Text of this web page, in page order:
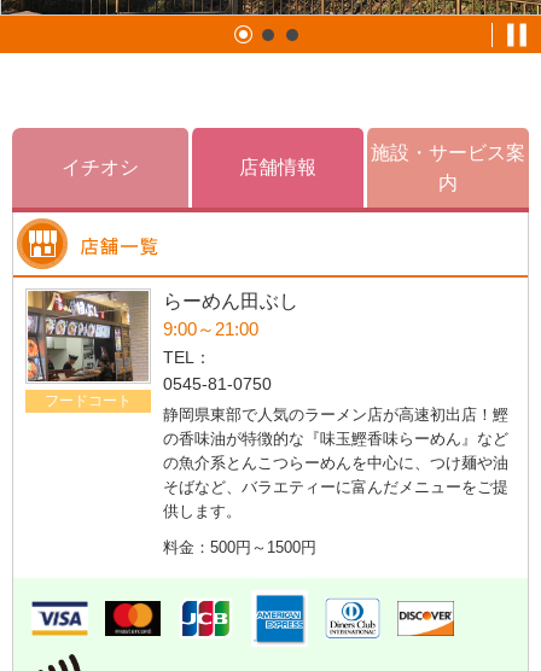
イチオシ 店舗情報
施設・サービス案
内
フードコート
らーめん田ぶし
9:00～21:00
TEL：
0545-81-0750
静岡県東部で人気のラーメン店が高速初出店！鰹
の香味油が特徴的な『味玉鰹香味らーめん』など
の魚介系とんこつらーめんを中心に、つけ麺や油
そばなど、バラエティーに富んだメニューをご提
供します。
料金：500円～1500円